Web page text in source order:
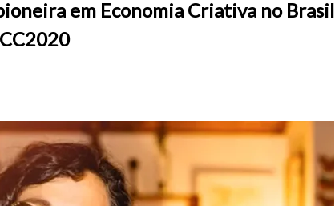
em Economia Criativa no Brasil